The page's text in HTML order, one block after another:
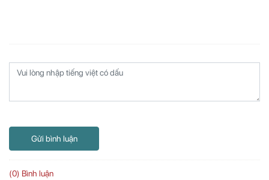
Gửi bình luận
(0) Bình luận